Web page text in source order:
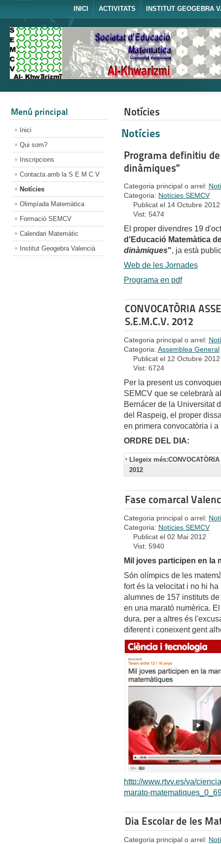
INICI ACTIVITATS INSTITUT GEOGEBRA
Menú principal
Inici
Qui som?
Inscripcions
Contacta amb la S E M C V
Notícies
Olimpíada Matemàtica
Formació SEMCV
Calendari Matemàtic
Institut Geogebra Valencià
Notícies
Notícies
Programa definitiu
dinàmiques"
Categoria principal o arrel:
Categoria: Notícies SEMCV
Publicat el 14 Octubre 2012
Vist: 5474
El proper divendres 19
d'Educació Matemàtica
dinàmiques", ja està
Web de les Jornades
Programa en pdf
CONVOCATÒRIA
S.E.M.C.V. 2012
Categoria principal o arrel:
Categoria: Assemblea General
Publicat el 12 Octubre 2012
Vist: 6724
Per la present us
SEMCV que se celebrarà
Bernácer de la Universitat
del Raspeig, el proper
en primera convocatòria i
ORDRE DEL DIA:
Llegeix
2012
Fase comarcal
Categoria principal o arrel:
Categoria: Notícies SEMCV
Publicat el 02 Mai 2012
Vist: 5940
Mil joves participen en la
Són olímpics de les
fort és la velocitat i no hi
alumnes de 157 instituts
en una marató numèrica.
dura, per a altres és
diferent i coneixent gent
http://www.rtvv.es/va/
marato-
Dia Escolar de les
Categoria principal o arrel: